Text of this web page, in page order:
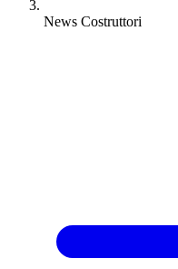
News Costruttori